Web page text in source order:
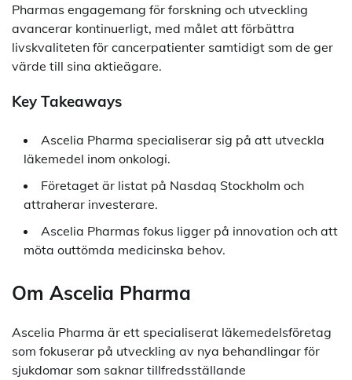
Pharmas engagemang för forskning och utveckling
avancerar kontinuerligt, med målet att förbättra
livskvaliteten för cancerpatienter samtidigt som de ger
värde till sina aktieägare.
Key Takeaways
Ascelia Pharma specialiserar sig på att utveckla
läkemedel inom onkologi.
Företaget är listat på Nasdaq Stockholm och
attraherar investerare.
Ascelia Pharmas fokus ligger på innovation och att
möta outtömda medicinska behov.
Om Ascelia Pharma
Ascelia Pharma är ett specialiserat läkemedelsföretag
som fokuserar på utveckling av nya behandlingar för
sjukdomar som saknar tillfredsställande